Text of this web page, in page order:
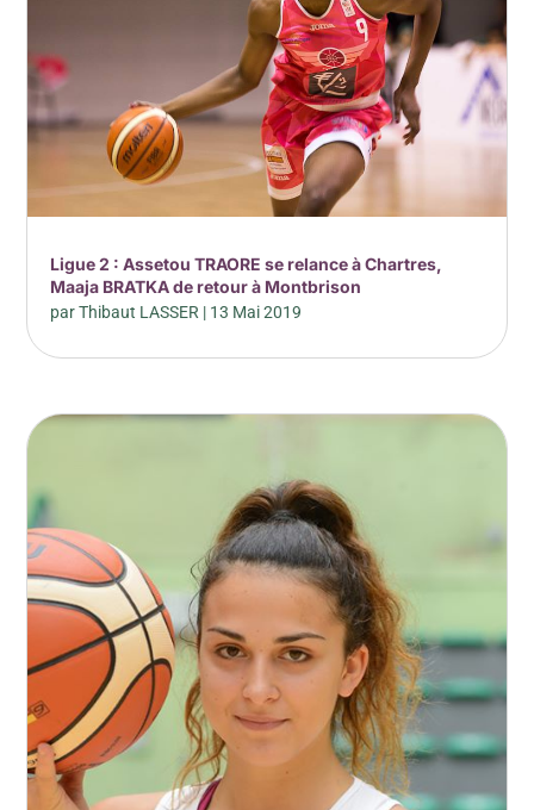
Ligue 2 : Assetou TRAORE se relance à Chartres,
Maaja BRATKA de retour à Montbrison
parThibaut LASSER | 13 Mai 2019